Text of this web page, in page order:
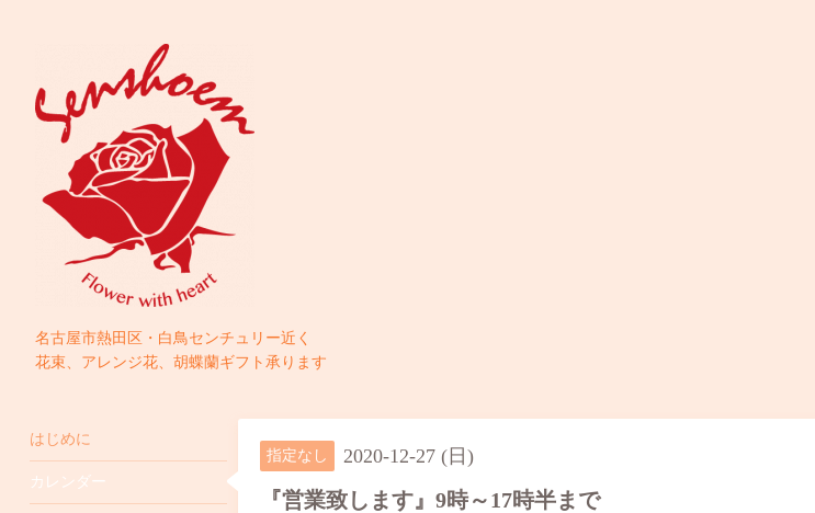
名古屋市熱田区・白鳥センチュリー近く
花束、アレンジ花、胡蝶蘭ギフト承ります
指定なし 2020-12-27 (日)
『営業致します』9時～17時半まで
はじめに
カレンダー